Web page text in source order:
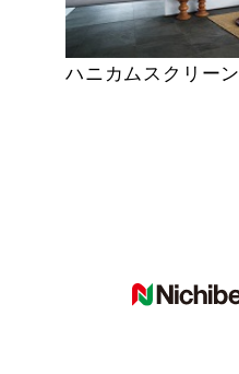
ハニカムスクリーン